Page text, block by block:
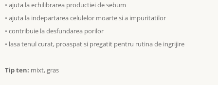
• ajuta la echilibrarea productiei de sebum
• ajuta la indepartarea celulelor moarte si a impuritatilor
• contribuie la desfundarea porilor
• lasa tenul curat, proaspat si pregatit pentru rutina de ingrijire
Tip ten: mixt, gras